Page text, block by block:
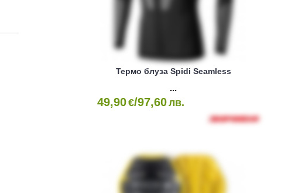
Термо блуза Spidi Seamless
49,90€/97,60лв.